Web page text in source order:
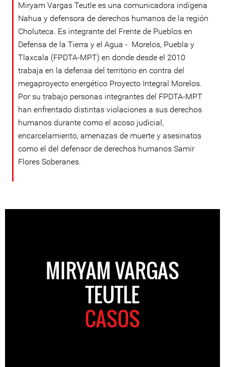
Miryam Vargas Teutle es una comunicadora indígena
Nahua y defensora de derechos humanos de la región
Choluteca. Es integrante del Frente de Pueblos en
Defensa de la Tierra y el Agua - Morelos, Puebla y
Tlaxcala (FPDTA-MPT) en donde desde el 2010
trabaja en la defensa del territorio en contra del
megaproyecto energético Proyecto Integral Morelos.
Por su trabajo personas integrantes del FPDTA-MPT
han enfrentado distintas violaciones a sus derechos
humanos durante como el acoso judicial,
encarcelamiento, amenazas de muerte y asesinatos
como el del defensor de derechos humanos Samir
Flores Soberanes.
MIRYAM VARGAS
TEUTLE
CASOS